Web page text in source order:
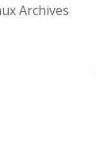
Archives